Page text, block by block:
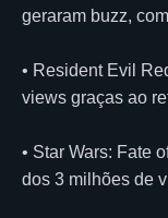
geraram buzz,
• Resident Evil
views graças ao
• Star Wars: Fate
dos 3 milhões de